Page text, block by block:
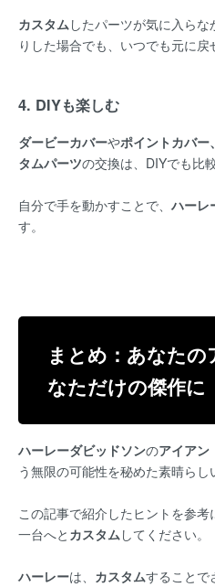
カスタムしたパーツが気に入ら
りした場合でも、いつでも元に戻
4. DIYも楽しむ
ダービーカバーやポイントカバー
タムパーツの交換は、DIYでも比
自分で手を動かすことで、 ハーレ
す。
まとめ：あなた
なただけの傑作に
ハーレーダビッドソンのアイアン
う無限の可能性を秘めた素晴らし
この記事で紹介したヒントを参考
一台へと カスタムしてください。
ハーレーは、 カスタムすることで